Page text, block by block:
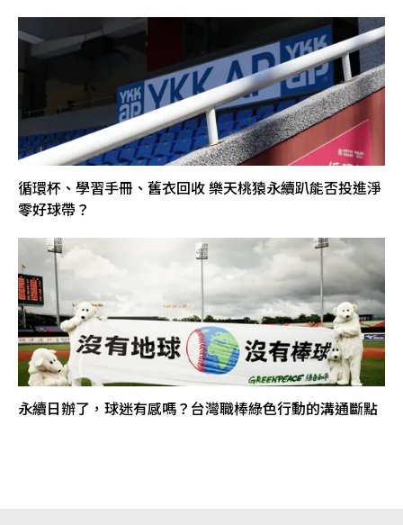
循環杯、學習手冊、舊衣回收 樂天桃猿永續趴能否投進淨
零好球帶？
永續日辦了，球迷有感嗎？台灣職棒綠色行動的溝通斷點